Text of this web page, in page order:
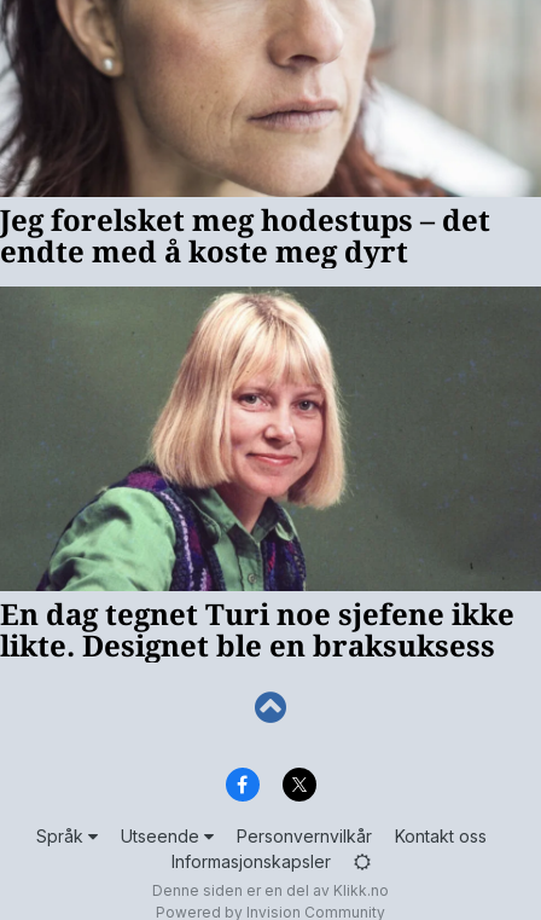
Språk Utseende Personvernvilkår
Kontakt oss
Informasjonskapsler
Denne siden er en del av Klikk.no
Powered by Invision Community